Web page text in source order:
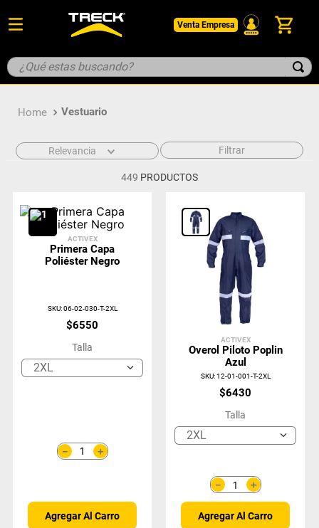
Venta Empresa
¿Qué estas buscando?
Vestuario
Relevancia Filtrar
449 PRODUCTOS
ACTIVEX
Primera Capa
Poliéster Negro
SKU:06-02-030-T-2XL
$6550
Talla
2XL
＋
－
Agregar Al Carro
ACTIVEX
Overol Piloto Poplin
Azul
SKU:12-01-001-T-2XL
$6430
Talla
2XL
＋
－
Agregar Al Carro